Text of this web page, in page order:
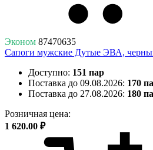
Эконом 87470635
Сапоги мужские Дутые ЭВА,
Доступно: 151 пар
Поставка до 09.08.2026: 170
Поставка до 27.08.2026: 180
Розничная цена:
1 620.00 ₽